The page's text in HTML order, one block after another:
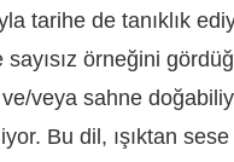
tarihe de tanıklık
sayısız örneğini
veya sahne
Bu dil, ışıktan